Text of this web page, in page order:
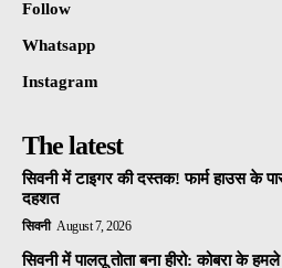
Follow
Whatsapp
Instagram
The latest
सिवनी में टाइगर की दस्तक! फार्म हाउस के
दहशत
सिवनी August 7, 2026
सिवनी में पालतू तोता बना हीरो: कोबरा के